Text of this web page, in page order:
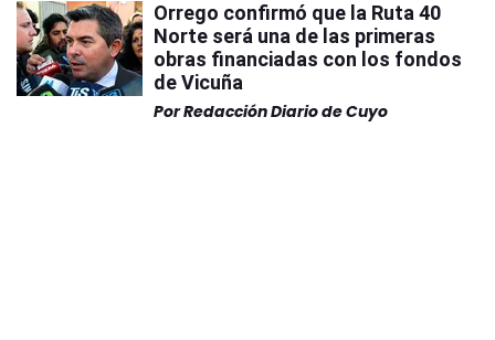
Orrego confirmó que la Ruta 40
Norte será una de las primeras
obras financiadas con los fondos
de Vicuña
PorRedacción Diario de Cuyo